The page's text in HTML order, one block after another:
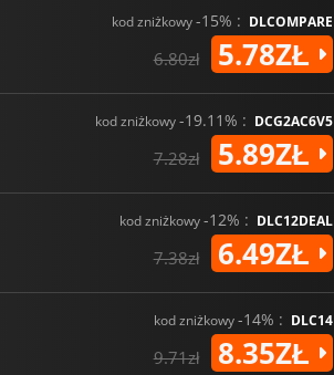
kod zniżkowy-15% : DLCOMPARE
6.80zł 5.78ZŁ
kod zniżkowy-19.11% : DCG2AC6V5
7.28zł 5.89ZŁ
kod zniżkowy-12% : DLC12DEAL
7.38zł 6.49ZŁ
kod zniżkowy-14% : DLC14
9.71zł 8.35ZŁ